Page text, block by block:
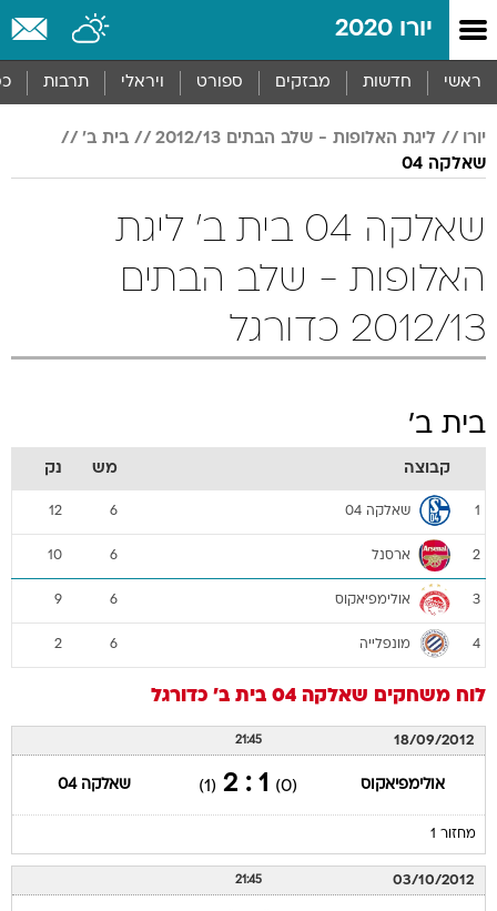
יורו 2020
ראשי חדשות מבזקים ספורט ויראלי תרבות
יורו ליגת האלופות - שלב הבתים 2012/13
בית ב'
שאלקה 04
שאלקה 04 בית ב' ליגת
האלופות - שלב הבתים
2012/13 כדורגל
בית ב'
קבוצה מש נק
1 שאלקה 04 6
12
2 ארסנל 6
10
3 אולימפיאקוס 6
9
4 מונפלייה 6
2
לוח משחקים שאלקה 04 בית ב' כדורגל
18/09/2012
21:45
אולימפיאקוס (0)
1 : 2
(1) שאלקה 04
מחזור 1
03/10/2012
21:45